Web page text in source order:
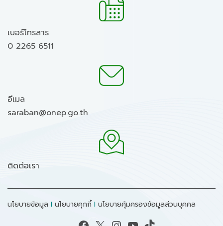
เบอร์โทรสาร
0 2265 6511
อีเมล
saraban@onep.go.th
ติดต่อเรา
นโยบายข้อมูล I นโยบายคุกกี้ I นโยบายคุ้มครองข้อมูลส่วนบุคคล